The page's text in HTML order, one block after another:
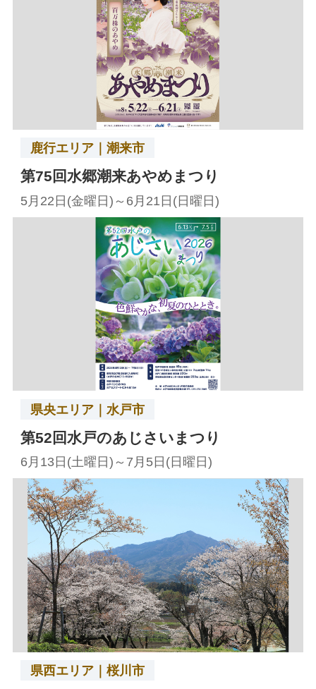
鹿行エリア｜潮来市
第75回水郷潮来あやめまつり
5月22日(金曜日)～6月21日(日曜日)
県央エリア｜水戸市
第52回水戸のあじさいまつり
6月13日(土曜日)～7月5日(日曜日)
県西エリア｜桜川市